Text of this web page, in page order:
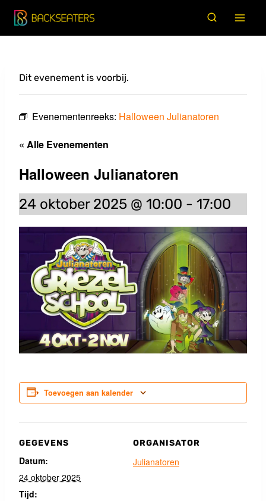
Doorgaan
naar
Dit evenement is voorbij.
Evenementenreeks: Halloween Julianatoren
« Alle Evenementen
Halloween Julianatoren
24 oktober 2025 @ 10:00 - 17:00
Toevoegen aan kalender
GEGEVENS
Datum:
24 oktober 2025
Tijd:
ORGANISATOR
Julianatoren